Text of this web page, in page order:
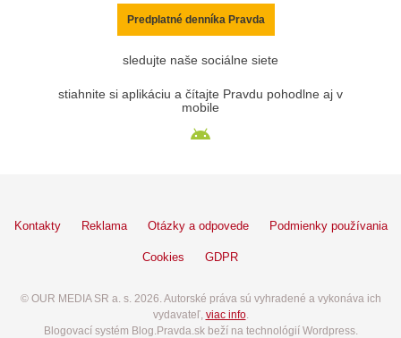
Predplatné denníka Pravda
sledujte naše sociálne siete
stiahnite si aplikáciu a čítajte Pravdu pohodlne aj v
mobile
Kontakty Reklama Otázky a odpovede Podmienky používania
Cookies GDPR
© OUR MEDIA SR a. s. 2026. Autorské práva sú vyhradené a vykonáva ich
vydavateľ, viac info.
Blogovací systém Blog.Pravda.sk beží na technológií Wordpress.